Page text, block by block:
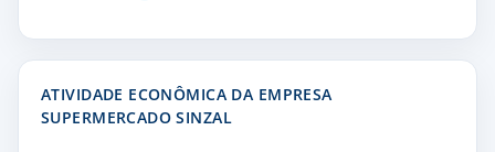
ATIVIDADE ECONÔMICA DA EMPRESA
SUPERMERCADO SINZAL